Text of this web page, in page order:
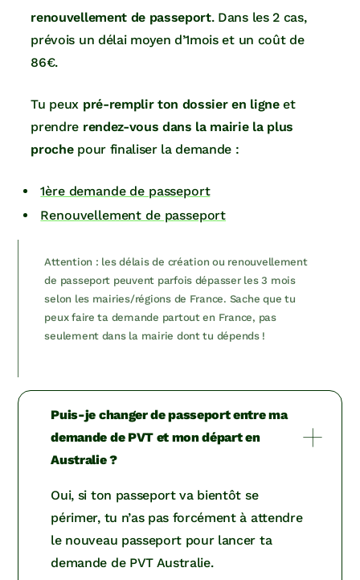
renouvellement de passeport. Dans les 2 cas,
prévois un délai moyen d’1mois et un coût de
86€.
Tu peux pré-remplir ton dossier en ligneet
prendre rendez-vous dans la mairie la plus
prochepour finaliser la demande :
1ère demande de passeport
Renouvellement de passeport
Attention : les délais de création ou renouvellement
de passeport peuvent parfois dépasser les 3 mois
selon les mairies/régions de France. Sache que tu
peux faire ta demande partout en France, pas
seulement dans la mairie dont tu dépends !
Puis-je changer de passeport entre ma
demande de PVT et mon départ en
Australie ?
Oui, si ton passeport va bientôt se
périmer, tu n’as pas forcément à attendre
le nouveau passeport pour lancer ta
demande de PVT Australie.